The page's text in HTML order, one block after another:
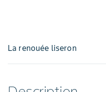
La renouée liseron